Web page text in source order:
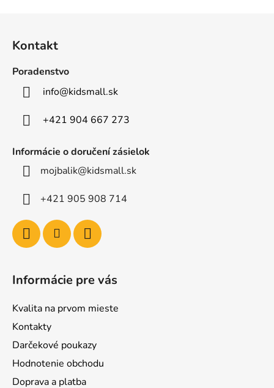
Kontakt
Poradenstvo
info@kidsmall.sk
+421 904 667 273
Informácie o doručení zásielok
mojbalik@kidsmall.sk
+421 905 908 714
Informácie pre vás
Kvalita na prvom mieste
Kontakty
Darčekové poukazy
Hodnotenie obchodu
Doprava a platba